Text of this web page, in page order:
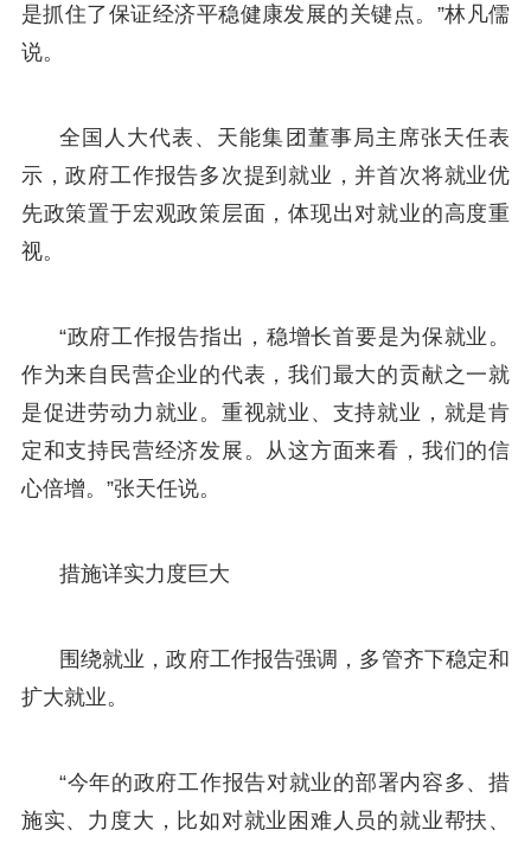
是抓住了保证经济平稳健康发展的关键点。”林凡儒
说。
全国人大代表、天能集团董事局主席张天任表
示，政府工作报告多次提到就业，并首次将就业优
先政策置于宏观政策层面，体现出对就业的高度重
视。
“政府工作报告指出，稳增长首要是为保就业。
作为来自民营企业的代表，我们最大的贡献之一就
是促进劳动力就业。重视就业、支持就业，就是肯
定和支持民营经济发展。从这方面来看，我们的信
心倍增。”张天任说。
措施详实力度巨大
围绕就业，政府工作报告强调，多管齐下稳定和
扩大就业。
“今年的政府工作报告对就业的部署内容多、措
施实、力度大，比如对就业困难人员的就业帮扶、